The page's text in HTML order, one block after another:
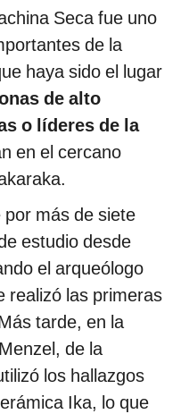
Seca fue uno
de la
haya sido el lugar
de alto
o líderes de la
en el cercano
más de siete
estudio desde
el arqueólogo
realizó las primeras
tarde, en la
de la
los hallazgos
Ika, lo que